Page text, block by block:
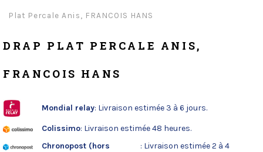
Plat Percale Anis, FRANCOIS HANS
DRAP PLAT PERCALE ANIS,
FRANCOIS HANS
Mondial relay: Livraison estimée 3 à 6 jours.
Colissimo: Livraison estimée 48 heures.
Chronopost (hors
: Livraison estimée 2 à 4